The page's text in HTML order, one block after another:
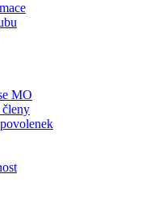
MO